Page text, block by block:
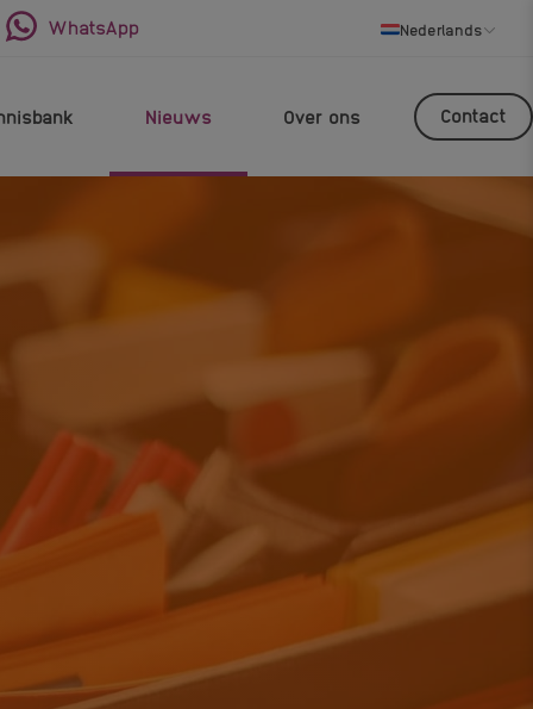
WhatsApp Nederlands
Nieuws Over ons Contact